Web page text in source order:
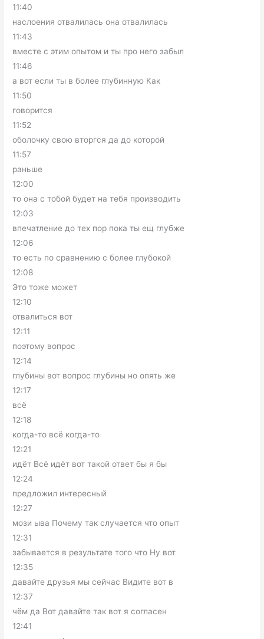
11:40
наслоения отвалилась она отвалилась
11:43
вместе с этим опытом и ты про него забыл
11:46
а вот если ты в более глубинную Как
11:50
говорится
11:52
оболочку свою вторгся да до которой
11:57
раньше
12:00
то она с тобой будет на тебя производить
12:03
впечатление до тех пор пока ты ещ глубже
12:06
то есть по сравнению с более глубокой
12:08
Это тоже может
12:10
отвалиться вот
12:11
поэтому вопрос
12:14
глубины вот вопрос глубины но опять же
12:17
всё
12:18
когда-то всё когда-то
12:21
идёт Всё идёт вот такой ответ бы я бы
12:24
предложил интересный
12:27
мози ыва Почему так случается что опыт
12:31
забывается в результате того что Ну вот
12:35
давайте друзья мы сейчас Видите вот в
12:37
чём да Вот давайте так вот я согласен
12:41